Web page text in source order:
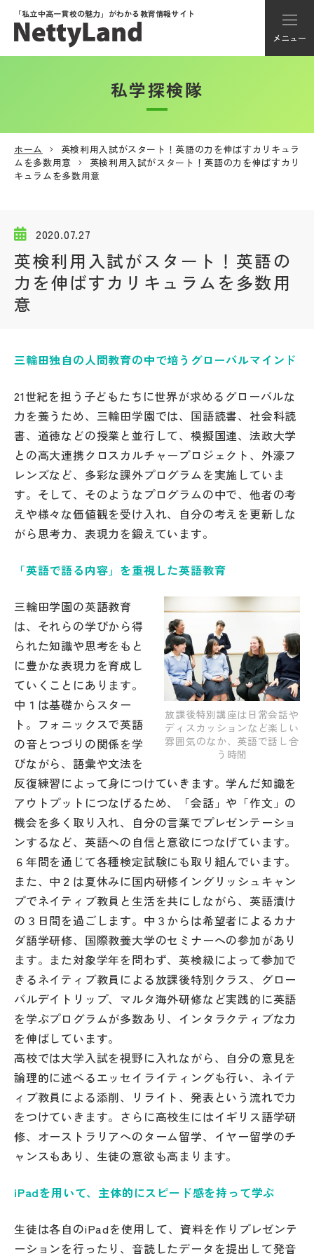
「私立中高一貫校の魅力」がわかる教育情報サイト
メニュー
アカウント登録
メニュー
学校動画
私学探検隊
説明会・イベント情報
よみもの
学校からのお知らせ
学校HP最新情報
NettyLandかわら版
その他
お問い合わせ
個人情報保護方針
サイトマップ
運営会社
私学探検隊
ホーム
英検利用入試がスタート！英語の力を伸ばすカリキュラ
ムを多数用意
英検利用入試がスタート！英語の力を伸ばすカリ
キュラムを多数用意
2020.07.27
英検利用入試がスタート！英語の
力を伸ばすカリキュラムを多数用
意
三輪田独自の人間教育の中で培うグローバルマインド
21世紀を担う子どもたちに世界が求めるグローバルな
力を養うため、三輪田学園では、国語読書、社会科読
書、道徳などの授業と並行して、模擬国連、法政大学
との高大連携クロスカルチャープロジェクト、外濠フ
レンズなど、多彩な課外プログラムを実施していま
す。そして、そのようなプログラムの中で、他者の考
えや様々な価値観を受け入れ、自分の考えを更新しな
がら思考力、表現力を鍛えています。
「英語で語る内容」を重視した英語教育
放課後特別講座は日常会話や
ディスカッションなど楽しい
雰囲気のなか、英語で話し合
う時間
三輪田学園の英語教育
は、それらの学びから得
られた知識や思考をもと
に豊かな表現力を育成し
ていくことにあります。
中１は基礎からスター
ト。フォニックスで英語
の音とつづりの関係を学
びながら、語彙や文法を
反復練習によって身につけていきます。学んだ知識を
アウトプットにつなげるため、「会話」や「作文」の
機会を多く取り入れ、自分の言葉でプレゼンテーショ
ンするなど、英語への自信と意欲につなげています。
６年間を通じて各種検定試験にも取り組んでいます。
また、中２は夏休みに国内研修イングリッシュキャン
プでネイティブ教員と生活を共にしながら、英語漬け
の３日間を過ごします。中３からは希望者によるカナ
ダ語学研修、国際教養大学のセミナーへの参加があり
ます。また対象学年を問わず、英検級によって参加で
きるネイティブ教員による放課後特別クラス、グロー
バルデイトリップ、マルタ海外研修など実践的に英語
を学ぶプログラムが多数あり、インタラクティブな力
を伸ばしています。
高校では大学入試を視野に入れながら、自分の意見を
論理的に述べるエッセイライティングも行い、ネイテ
ィブ教員による添削、リライト、発表という流れで力
をつけていきます。さらに高校生にはイギリス語学研
修、オーストラリアへのターム留学、イヤー留学のチ
ャンスもあり、生徒の意欲も高まります。
iPadを用いて、主体的にスピード感を持って学ぶ
生徒は各自のiPadを使用して、資料を作りプレゼンテ
ーションを行ったり、音読したデータを提出して発音